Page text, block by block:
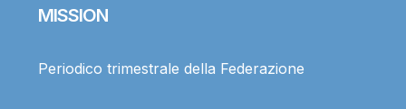
MISSION
Periodico trimestrale della Federazione